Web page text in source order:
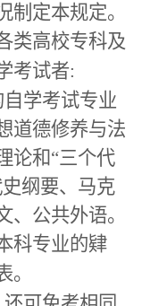
定本规定。
类高校专科及
考试者:
学考试专业
道德修养与法
论和“三个代
纲要、马克
、公共外语。
科专业的肄